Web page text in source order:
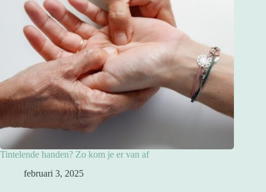
Tintelende handen? Zo kom je er van af
februari 3, 2025